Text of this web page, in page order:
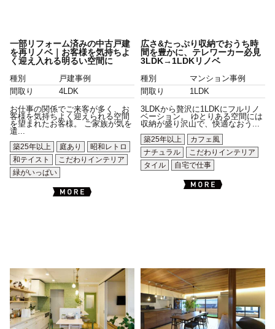
一部リフォーム済みの中古戸建
を再リノベ｜お客様を気持ちよ
く迎え入れる明るい空間に
種別
戸建事例
間取り
4LDK
お仕事の関係でご来客が多く、お
客様を気持ちよく迎えられる空間
を望まれたお客様。 ご家族が気を
遣...
築25年以上
庭あり
昭和レトロ
和テイスト
こだわりインテリア
緑がいっぱい
広さ&たっぷり収納でおうち時
間を豊かに、テレワーカー必見
3LDK→1LDKリノベ
種別
マンション事例
間取り
1LDK
3LDKから贅沢に1LDKにフルリノ
ベーション。 ゆとりある空間には
収納が盛り沢山で、快適なおう...
築25年以上
カフェ風
ナチュラル
こだわりインテリア
タイル
自宅で仕事